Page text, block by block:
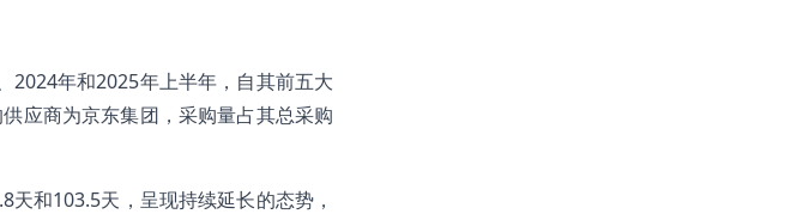
2024年和2025年上半年，自其前五大
应商为京东集团，采购量占其总采购
和103.5天，呈现持续延长的态势，